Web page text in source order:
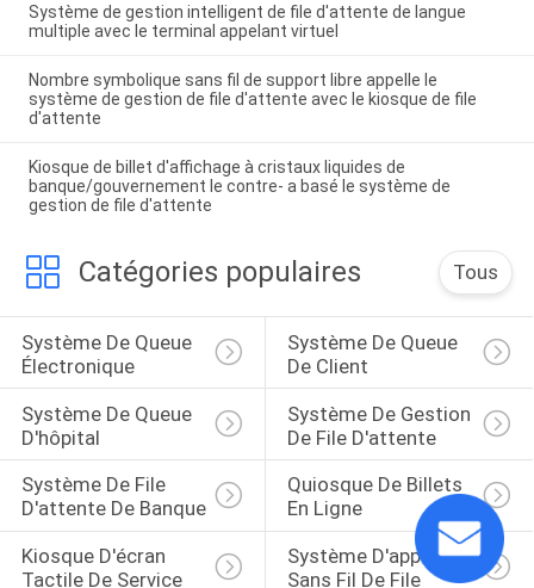
Système de gestion intelligent de file d'attente de langue
multiple avec le terminal appelant virtuel
Nombre symbolique sans fil de support libre appelle le
système de gestion de file d'attente avec le kiosque de file
d'attente
Kiosque de billet d'affichage à cristaux liquides de
banque/gouvernement le contre- a basé le système de
gestion de file d'attente
Catégories populaires Tous
Système De Queue
Électronique
Système De Queue
De Client
Système De Queue
D'hôpital
Système De Gestion
De File D'attente
Système De File
D'attente De Banque
Quiosque De Billets
En Ligne
Kiosque D'écran
Tactile De Service
Système D'appel
Sans Fil De File